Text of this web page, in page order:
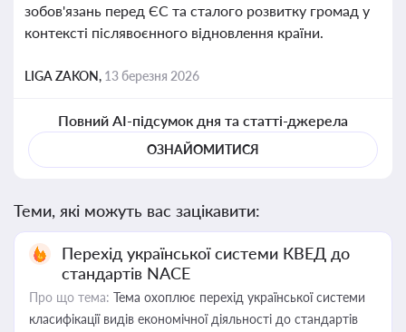
зобов'язань перед ЄС та сталого розвитку громад у
контексті післявоєнного відновлення країни.
LIGA ZAKON, 13 березня 2026
Повний AI-підсумок дня та статті-джерела
ОЗНАЙОМИТИСЯ
Теми, які можуть вас зацікавити:
Перехід української системи КВЕД до
стандартів NACE
Про що тема: Тема охоплює перехід української системи
класифікації видів економічної діяльності до стандартів